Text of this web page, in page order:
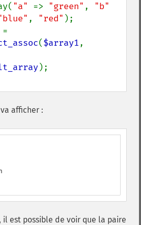
"a" => "green" ,
, "red"
($array1
afficher :
il est possible de voir que la paire